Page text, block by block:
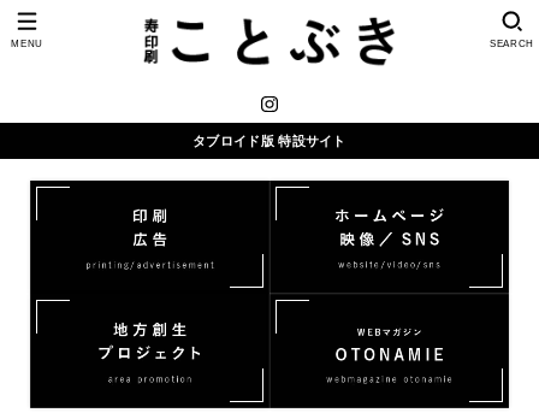
SEARCH
MENU
タブロイド版 特設サイト